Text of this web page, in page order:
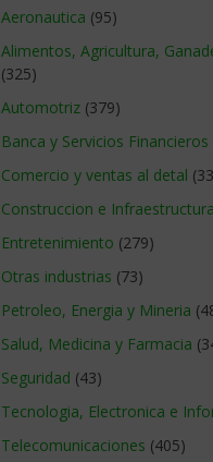
Aeronautica (95)
Alimentos, Agricultura,
(325)
Automotriz (379)
Banca y Servicios Financieros
Comercio y ventas al detal
Construccion e Infraestructura
Entretenimiento (279)
Otras industrias (73)
Petroleo, Energia y Mineria
Salud, Medicina y Farmacia
Seguridad (43)
Tecnologia, Electronica e
Telecomunicaciones (405)